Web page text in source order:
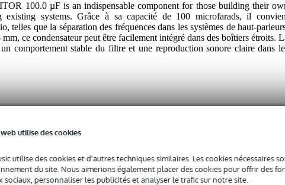
utilise des cookies
utilise des cookies et d'autres techniques similaires. Les cookies nécessaires
du site. Nous aimerions également placer des cookies pour offrir des
sociaux, personnaliser les publicités et analyser le trafic sur notre site.
100.0 µF is an indispensable component for those building their
existing systems. Grâce à sa capacité de 100 microfarads, il
telles que la séparation des fréquences dans les systèmes de haut-
ce condensateur peut être facilement intégré dans des boîtiers étroits.
comportement stable du filtre et une reproduction sonore claire dans
connexion / bornier